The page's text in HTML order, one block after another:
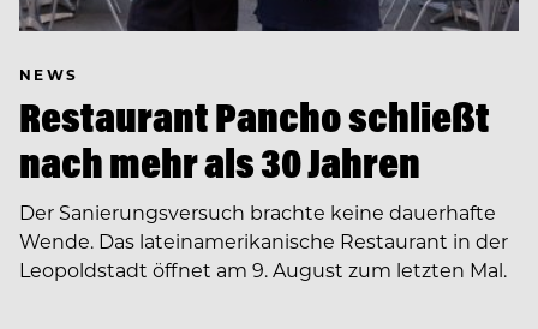
NEWS
Restaurant Pancho schließt
nach mehr als 30 Jahren
Der Sanierungsversuch brachte keine dauerhafte
Wende. Das lateinamerikanische Restaurant in der
Leopoldstadt öffnet am 9. August zum letzten Mal.